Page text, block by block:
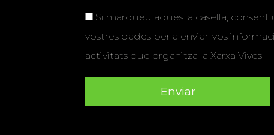
Si marqueu aquesta casella,
vostres dades per a enviar-vos
activitats que organitza la Xarxa Vives.